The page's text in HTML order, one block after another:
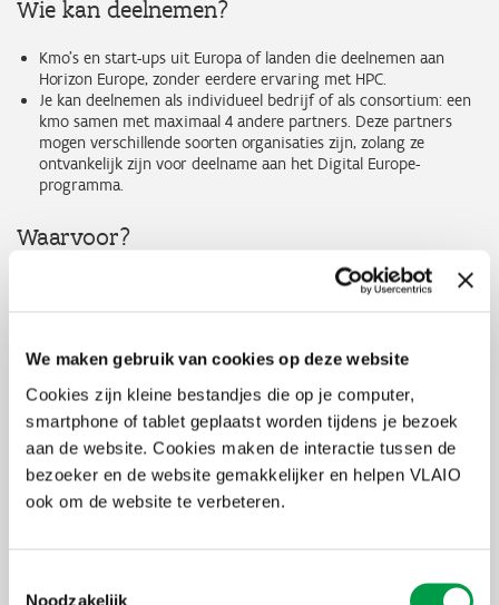
We maken gebruik van cookies op deze website
Cookies zijn kleine bestandjes die op je computer,
smartphone of tablet geplaatst worden tijdens je bezoek
aan de website. Cookies maken de interactie tussen de
bezoeker en de website gemakkelijker en helpen VLAIO
ook om de website te verbeteren.
Noodzakelijk
Wie kan deelnemen?
Kmo’s en start-ups uit Europa of landen die deelnemen aan
Horizon Europe, zonder eerdere ervaring met HPC.
Je kan deelnemen als individueel bedrijf of als consortium: een
kmo samen met maximaal 4 andere partners. Deze partners
mogen verschillende soorten organisaties zijn, zolang ze
ontvankelijk zijn voor deelname aan het Digital Europe-
programma.
Waarvoor?
Deze subsidie helpt bedrijven onderzoeken hoe krachtige
computers (HPC) kunnen worden ingezet voor innovatie,
Bedrag
Het maximaal aan te vragen subsidiebedrag is €200.000 per
project, gedeeld tussen alle partners.
Wat wordt gefinancierd?
Geen tussenkomsten voor overhead- of indirecte kosten.